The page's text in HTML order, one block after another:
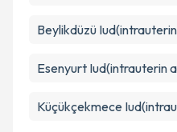
Beylikdüzü
Esenyurt Iud(intrauterin
Küçükçekmece